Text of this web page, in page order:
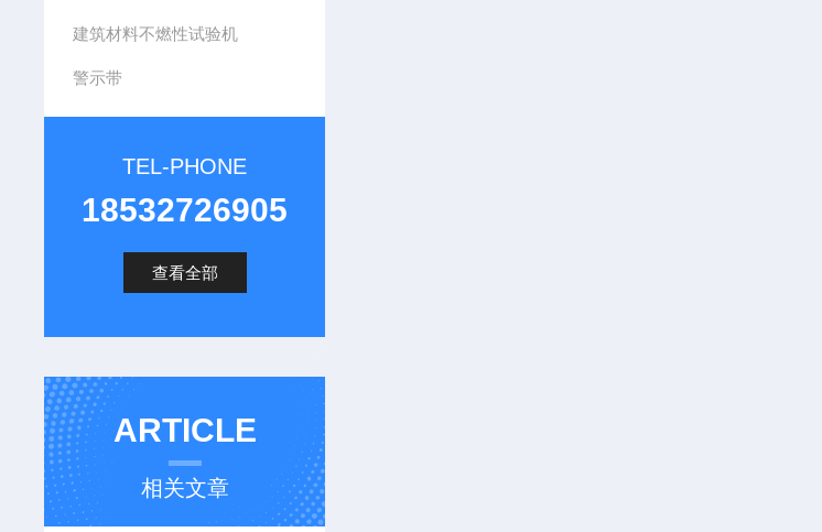
建筑材料不燃性试验机
警示带
TEL-PHONE
18532726905
查看全部
ARTICLE
相关文章